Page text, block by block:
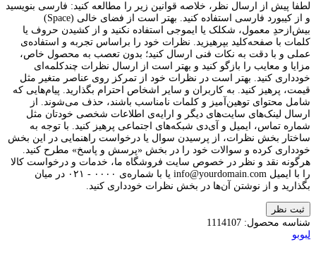
لطفا پیش از ارسال نظر، خلاصه قوانین زیر را مطالعه کنید: فارسی بنویسید
و از کیبورد فارسی استفاده کنید. بهتر است از فضای خالی (Space)
بیش‌از‌حدِ معمول، شکلک یا ایموجی استفاده نکنید و از کشیدن حروف یا
کلمات با صفحه‌کلید بپرهیزید. نظرات خود را براساس تجربه و استفاده‌ی
عملی و با دقت به نکات فنی ارسال کنید؛ بدون تعصب به محصول خاص،
مزایا و معایب را بازگو کنید و بهتر است از ارسال نظرات چندکلمه‌‌ای
خودداری کنید. بهتر است در نظرات خود از تمرکز روی عناصر متغیر مثل
قیمت، پرهیز کنید. به کاربران و سایر اشخاص احترام بگذارید. پیام‌هایی که
شامل محتوای توهین‌آمیز و کلمات نامناسب باشند، حذف می‌شوند. از
ارسال لینک‌های سایت‌های دیگر و ارایه‌ی اطلاعات شخصی خودتان مثل
شماره تماس، ایمیل و آی‌دی شبکه‌های اجتماعی پرهیز کنید. با توجه به
ساختار بخش نظرات، از پرسیدن سوال یا درخواست راهنمایی در این بخش
خودداری کرده و سوالات خود را در بخش «پرسش و پاسخ» مطرح کنید.
هرگونه نقد و نظر در خصوص سایت فروشگاه ما، خدمات و درخواست کالا
را با ایمیل info@yourdomain.com یا با شماره‌ی ۰۰۰۰ - ۰۲۱ در میان
بگذارید و از نوشتن آن‌ها در بخش نظرات خودداری کنید.
ثبت نظر
شناسه محصول: 1114107
لبوبو